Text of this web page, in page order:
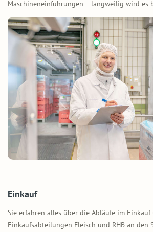
Maschineneinführungen – langweilig wird es
Einkauf
Sie erfahren alles über die Abläufe im
Einkaufsabteilungen Fleisch und RHB an den